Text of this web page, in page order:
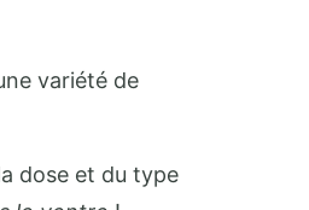
variété de
dose et du type